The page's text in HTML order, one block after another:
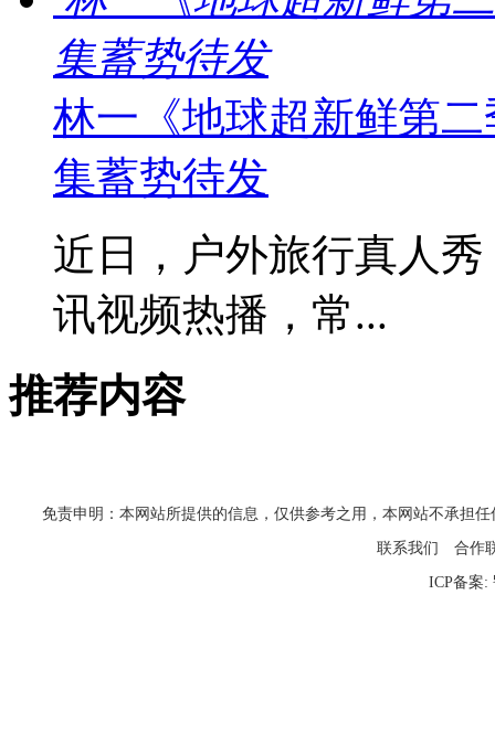
集蓄势待发
林一《地球超新鲜第
集蓄势待发
近日，户外旅行真人
讯视频热播，常...
推荐内容
免责申明：本网站所提供的信息，仅供参考之用，本网站不承担
联系我们 合作
ICP备案: